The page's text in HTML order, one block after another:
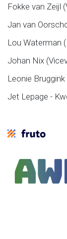
Fokke van Zeijl
Jan van
Lou Waterman
Johan Nix
Leonie
Jet Lepage -